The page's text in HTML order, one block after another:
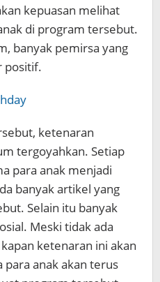
kepuasan melihat
di program tersebut.
banyak pemirsa yang
positif.
ketenaran
tergoyahkan. Setiap
para anak menjadi
banyak artikel yang
Selain itu banyak
Meski tidak ada
ketenaran ini akan
para anak akan terus